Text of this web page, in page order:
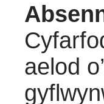
aelod